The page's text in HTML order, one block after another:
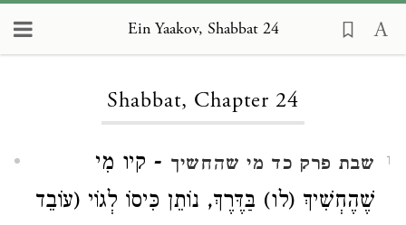
Ein Yaakov, Shabbat 24
Shabbat, Chapter 24
1 שבת פרק כד מי שהחשיך - קיו מִי
שֶׁהֶחְשִׁיךְ (לו) בַּדֶּרֶךְ, נוֹתֵן כִּיסוֹ לְגוֹי (עוֹבֵד